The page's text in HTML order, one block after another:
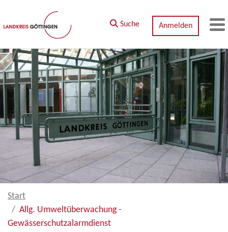
Zum Hauptinhalt springen
Suche Anmelden
Start
Allg. Umweltüberwachung -
Gewässerschutzalarmdienst